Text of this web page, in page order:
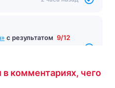
с результатом 9/12
комментариях, чего